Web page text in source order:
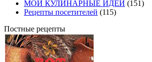
МОИ КУЛИНАРНЫЕ ИДЕИ (151)
Рецепты посетителей (115)
Постные рецепты